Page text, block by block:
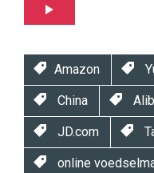
Amazon
China
JD.com
online